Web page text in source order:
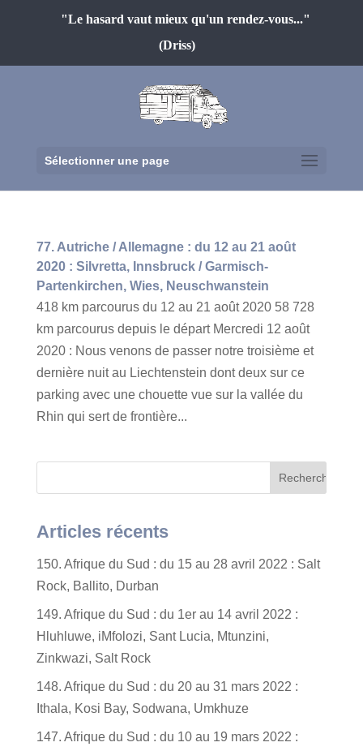
"Le hasard vaut mieux qu'un rendez-vous..."
(Driss)
Sélectionner une page
77. Autriche / Allemagne : du 12 au 21 août
2020 : Silvretta, Innsbruck / Garmisch-
Partenkirchen, Wies, Neuschwanstein
418 km parcourus du 12 au 21 août 2020 58 728
km parcourus depuis le départ Mercredi 12 août
2020 : Nous venons de passer notre troisième et
dernière nuit au Liechtenstein dont deux sur ce
parking avec une chouette vue sur la vallée du
Rhin qui sert de frontière...
Articles récents
150. Afrique du Sud : du 15 au 28 avril 2022 : Salt
Rock, Ballito, Durban
149. Afrique du Sud : du 1er au 14 avril 2022 :
Hluhluwe, iMfolozi, Sant Lucia, Mtunzini,
Zinkwazi, Salt Rock
148. Afrique du Sud : du 20 au 31 mars 2022 :
Ithala, Kosi Bay, Sodwana, Umkhuze
147. Afrique du Sud : du 10 au 19 mars 2022 :